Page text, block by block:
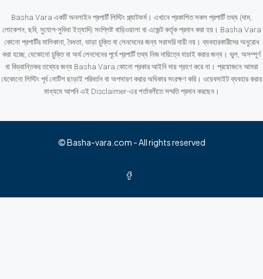
Basha Vara একটি অনলাইন প্রপার্টি লিস্টিং প্ল্যাটফর্ম। এখানে প্রকাশিত সকল প্রপার্টি তথ্য (দাম,
লোকেশন, ছবি, সুযোগ-সুবিধা ইত্যাদি) সংশ্লিষ্ট বাড়িওয়ালা বা এজেন্ট কর্তৃক প্রদান করা হয়। Basha Vara
কোনো প্রপার্টির মালিকানা, বৈধতা, ভাড়া চুক্তি বা লেনদেনের জন্য সরাসরি দায়ী নয়। ব্যবহারকারীদের অনুরোধ
করা হচ্ছে, যেকোনো চুক্তি বা অর্থ লেনদেনের পূর্বে প্রপার্টি তথ্য নিজ দায়িত্বে যাচাই করার জন্য। ভুল, অসম্পূর্ণ
বা বিভ্রান্তিকর তথ্যের জন্য Basha Vara কোনো প্রকার আইনি দায় গ্রহণ করে না। প্রয়োজনে আমরা
যেকোনো লিস্টিং পূর্ব নোটিশ ছাড়াই পরিবর্তন বা অপসারণ করার অধিকার সংরক্ষণ করি। ওয়েবসাইট ব্যবহার করার
মাধ্যমে আপনি এই Disclaimer-এর শর্তাবলীতে সম্মতি প্রদান করছেন।
© Basha-vara.com - All rights reserved